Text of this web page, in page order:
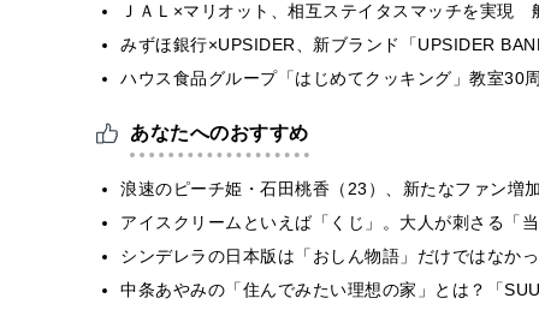
ＪＡＬ×マリオット、相互ステイタスマッチを実
みずほ銀行×UPSIDER、新ブランド「UPSIDER
ハウス食品グループ「はじめてクッキング」教室
あなたへのおすすめ
浪速のピーチ姫・石田桃香（23）、新たなファン増
アイスクリームといえば「くじ」。大人が刺さる「
シンデレラの日本版は「おしん物語」だけではなか
中条あやみの「住んでみたい理想の家」とは？「